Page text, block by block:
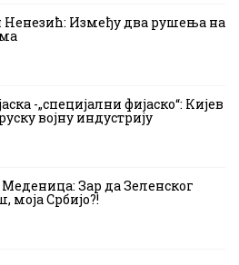
Ненезић: Између два рушења на
-„специјални фијаско“: Кијев
војну индустрију
Зар да Зеленског
моја Србијо?!